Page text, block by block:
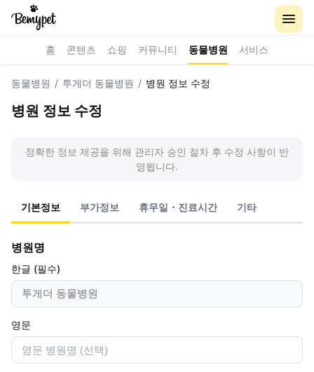
홈 콘텐츠 쇼핑 커뮤니티 동물병원 서비스
동물병원 / 투게더 동물병원 / 병원 정보 수정
병원 정보 수정
정확한 정보 제공을 위해 관리자 승인 절차 후 수정 사항이 반
영됩니다.
기본정보 부가정보 휴무일・진료시간 기타
병원명
한글 (필수)
영문